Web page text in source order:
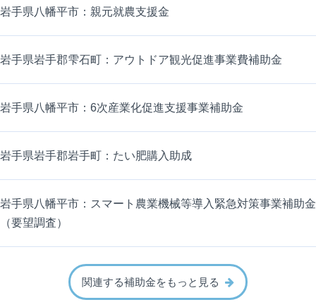
岩手県八幡平市：親元就農支援金
岩手県岩手郡雫石町：アウトドア観光促進事業費補助金
岩手県八幡平市：6次産業化促進支援事業補助金
岩手県岩手郡岩手町：たい肥購入助成
岩手県八幡平市：スマート農業機械等導入緊急対策事業補助金
（要望調査）
関連する補助金をもっと見る